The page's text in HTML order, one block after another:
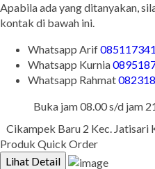
Apabila ada yang ditanyakan,
kontak di bawah ini.
Whatsapp Arif
Whatsapp Kurnia
Whatsapp Rahmat
Buka jam 08.00 s/d jam
Cikampek Baru 2 Kec. Jatisari
Produk Quick Order
Lihat Detail